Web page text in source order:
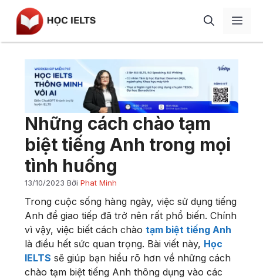
Chuyển
đến
Học IELTS
IELTS Speaking
IELTS Writing
IELTS Listening
IELTS Reading
Từ vựng
Ngữ pháp
Tài liệu
Blog
Review
Liên hệ
Những cách chào tạm
biệt tiếng Anh trong mọi
tình huống
13/10/2023 Bởi Phat Minh
Trong cuộc sống hàng ngày, việc sử dụng tiếng
Anh để giao tiếp đã trở nên rất phổ biến. Chính
vì vậy, việc biết cách chào tạm biệt tiếng Anh
là điều hết sức quan trọng. Bài viết này, Học
IELTS sẽ giúp bạn hiểu rõ hơn về những cách
chào tạm biệt tiếng Anh thông dụng vào các